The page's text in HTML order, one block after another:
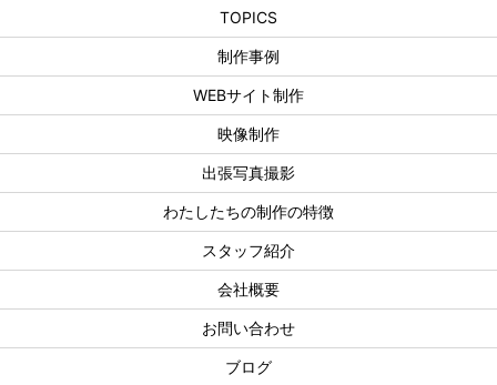
TOPICS
制作事例
WEBサイト制作
映像制作
出張写真撮影
わたしたちの制作の特徴
スタッフ紹介
会社概要
お問い合わせ
ブログ